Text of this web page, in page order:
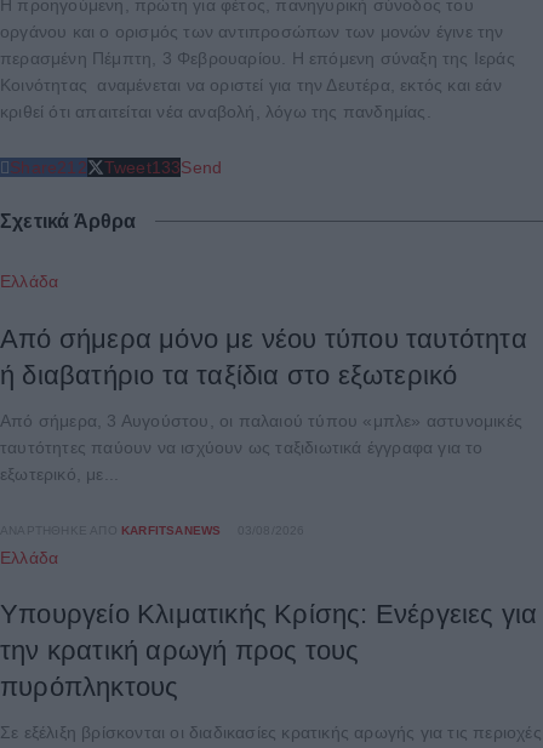
Η προηγούμενη, πρώτη για φέτος, πανηγυρική σύνοδος του
οργάνου και ο ορισμός των αντιπροσώπων των μονών έγινε την
περασμένη Πέμπτη, 3 Φεβρουαρίου. Η επόμενη σύναξη της Ιεράς
Κοινότητας αναμένεται να οριστεί για την Δευτέρα, εκτός και εάν
κριθεί ότι απαιτείται νέα αναβολή, λόγω της πανδημίας.
Share212 Tweet133Send
Σχετικά Άρθρα
Ελλάδα
Από σήμερα μόνο με νέου τύπου ταυτότητα
ή διαβατήριο τα ταξίδια στο εξωτερικό
Από σήμερα, 3 Αυγούστου, οι παλαιού τύπου «μπλε» αστυνομικές
ταυτότητες παύουν να ισχύουν ως ταξιδιωτικά έγγραφα για το
εξωτερικό, με...
ΑΝΑΡΤΉΘΗΚΕ ΑΠΌ KARFITSANEWS
Ελλάδα
Υπουργείο Κλιματικής Κρίσης: Ενέργειες για
την κρατική αρωγή προς τους
πυρόπληκτους
Σε εξέλιξη βρίσκονται οι διαδικασίες κρατικής αρωγής για τις περιοχές